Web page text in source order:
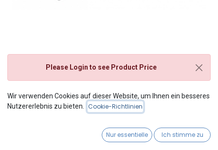
Please Login to see Product Price
Fusssteuerung zu
Behandlungsliege,
Berchtold Podo Easy
Wir verwenden Cookies auf dieser Website, um Ihnen ein besseres
Nutzererlebnis zu bieten.
Cookie-Richtlinien
Nur essentielle Ich stimme zu